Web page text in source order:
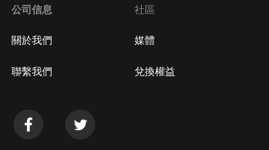
公司信息
關於我們
聯繫我們
社區
媒體
兌換權益